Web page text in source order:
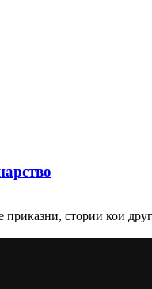
стории кои